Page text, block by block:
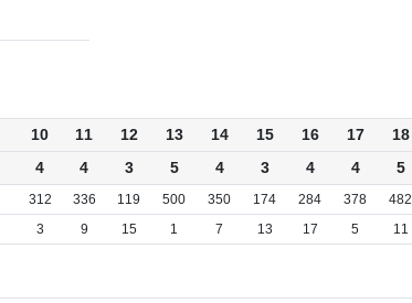
10 11 12 13 14 15 16 17 18
4 4 3 5 4 3 4 4 5
312 336 119 500 350 174 284 378 482
3 9 15 1 7 13 17 5 11